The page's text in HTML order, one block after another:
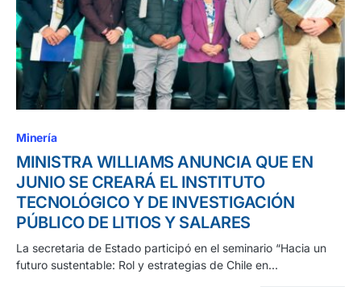
Minería
MINISTRA WILLIAMS ANUNCIA QUE EN
JUNIO SE CREARÁ EL INSTITUTO
TECNOLÓGICO Y DE INVESTIGACIÓN
PÚBLICO DE LITIOS Y SALARES
La secretaria de Estado participó en el seminario “Hacia un
futuro sustentable: Rol y estrategias de Chile en…